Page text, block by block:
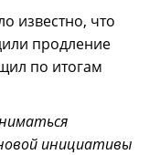
известно, что
продление
по итогам
инициативы